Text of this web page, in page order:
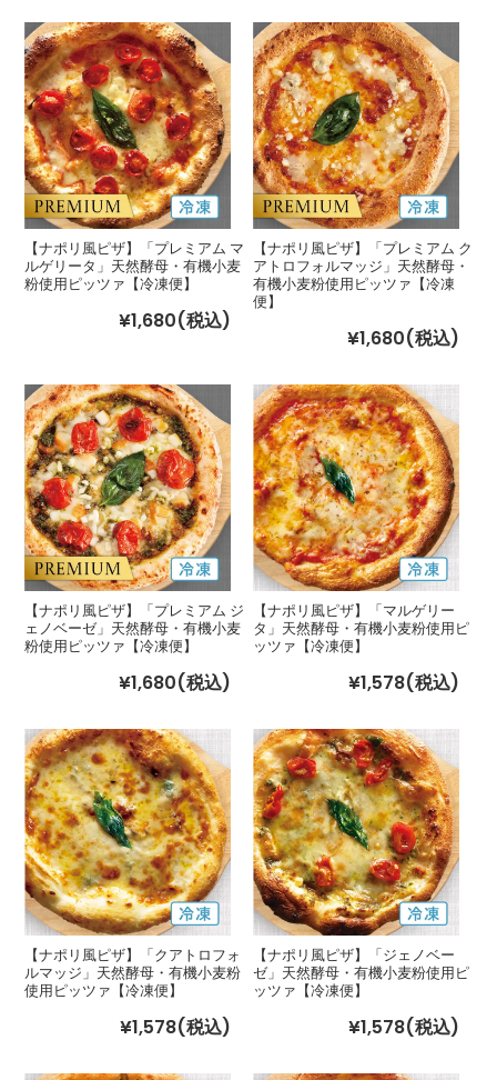
【ナポリ風ピザ】「プレミアム マ
ルゲリータ」天然酵母・有機小麦
粉使用ピッツァ【冷凍便】
¥1,680(税込)
【ナポリ風ピザ】「プレミアム ク
アトロフォルマッジ」天然酵母・
有機小麦粉使用ピッツァ【冷凍
便】
¥1,680(税込)
【ナポリ風ピザ】「プレミアム ジ
ェノベーゼ」天然酵母・有機小麦
粉使用ピッツァ【冷凍便】
¥1,680(税込)
【ナポリ風ピザ】「マルゲリー
タ」天然酵母・有機小麦粉使用ピ
ッツァ【冷凍便】
¥1,578(税込)
【ナポリ風ピザ】「クアトロフォ
ルマッジ」天然酵母・有機小麦粉
使用ピッツァ【冷凍便】
¥1,578(税込)
【ナポリ風ピザ】「ジェノベー
ゼ」天然酵母・有機小麦粉使用ピ
ッツァ【冷凍便】
¥1,578(税込)